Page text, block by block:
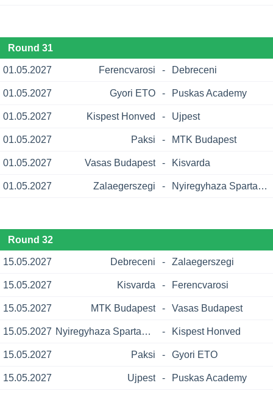
Round 31
01.05.2027 Ferencvarosi - Debreceni
01.05.2027 Gyori ETO - Puskas Academy
01.05.2027 Kispest Honved - Ujpest
01.05.2027 Paksi - MTK Budapest
01.05.2027 Vasas Budapest - Kisvarda
01.05.2027 Zalaegerszegi - Nyiregyhaza Spartacus
Round 32
15.05.2027 Debreceni - Zalaegerszegi
15.05.2027 Kisvarda - Ferencvarosi
15.05.2027 MTK Budapest - Vasas Budapest
15.05.2027 Nyiregyhaza Spartacus - Kispest Honved
15.05.2027 Paksi - Gyori ETO
15.05.2027 Ujpest - Puskas Academy